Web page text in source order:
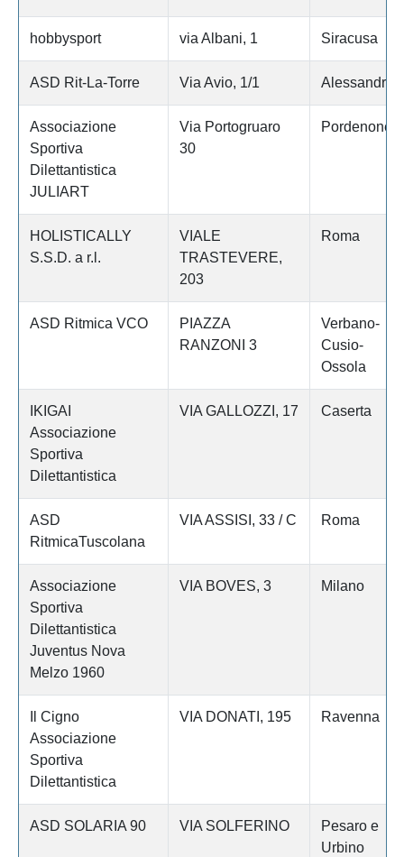
hobbysport via Albani, 1 Siracusa
ASD Rit-La-Torre Via Avio, 1/1 Alessandria
Associazione
Sportiva
Dilettantistica
JULIART
Via Portogruaro
30
Pordenone
HOLISTICALLY
S.S.D. a r.l.
VIALE
TRASTEVERE,
203
Roma
ASD Ritmica VCO
PIAZZA
RANZONI 3
Verbano-
Cusio-
Ossola
IKIGAI
Associazione
Sportiva
Dilettantistica
VIA GALLOZZI, 17 Caserta
ASD
RitmicaTuscolana
VIA ASSISI, 33 / C Roma
Associazione
Sportiva
Dilettantistica
Juventus Nova
Melzo 1960
VIA BOVES, 3 Milano
Il Cigno
Associazione
Sportiva
Dilettantistica
VIA DONATI, 195 Ravenna
ASD SOLARIA 90 VIA SOLFERINO
Pesaro e
Urbino